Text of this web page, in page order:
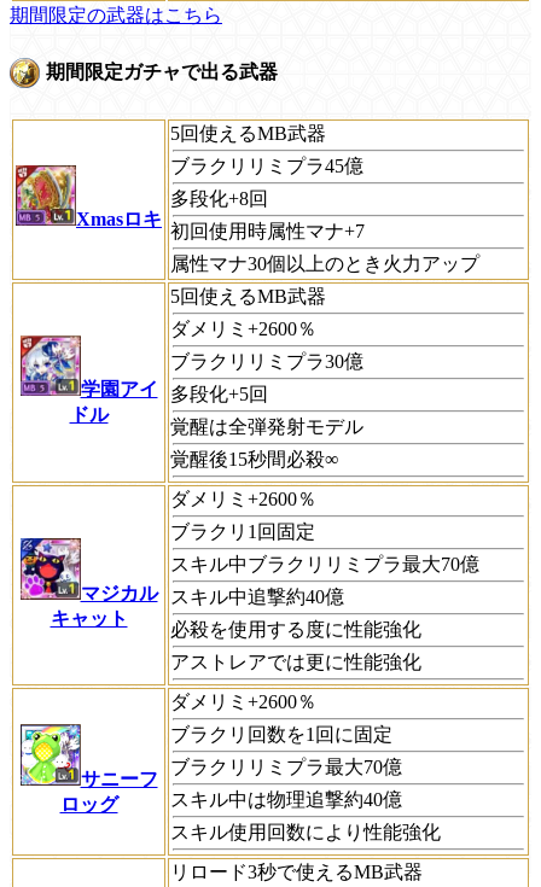
期間限定の武器はこちら
期間限定ガチャで出る武器
Xmasロキ
5回使えるMB武器
ブラクリリミプラ45億
多段化+8回
初回使用時属性マナ+7
属性マナ30個以上のとき火力アップ
学園アイ
ドル
5回使えるMB武器
ダメリミ+2600％
ブラクリリミプラ30億
多段化+5回
覚醒は全弾発射モデル
覚醒後15秒間必殺∞
マジカル
キャット
ダメリミ+2600％
ブラクリ1回固定
スキル中ブラクリリミプラ最大70億
スキル中追撃約40億
必殺を使用する度に性能強化
アストレアでは更に性能強化
サニーフ
ロッグ
ダメリミ+2600％
ブラクリ回数を1回に固定
ブラクリリミプラ最大70億
スキル中は物理追撃約40億
スキル使用回数により性能強化
リロード3秒で使えるMB武器